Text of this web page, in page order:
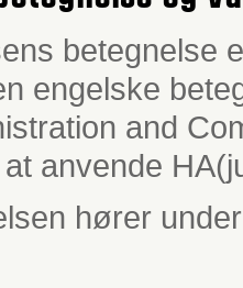
betegnelse
engelske
and
anvende
hører